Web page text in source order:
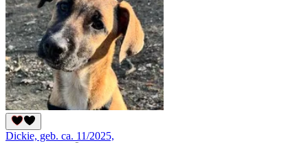
Dickie, geb. ca. 11/2025,